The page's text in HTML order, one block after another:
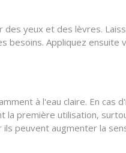
des yeux et des lèvres.
besoins. Appliquez
à l'eau claire. En cas
la première utilisation,
peuvent augmenter la